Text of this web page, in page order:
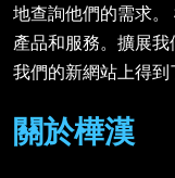
地查詢他們的需求
產品和服務。擴展
我們的新網站上得
關於樺漢